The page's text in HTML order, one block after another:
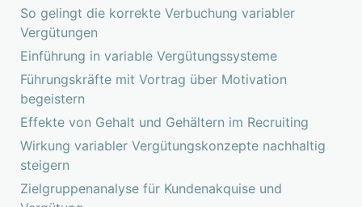
So gelingt die korrekte Verbuchung variabler
Vergütungen
Einführung in variable Vergütungssysteme
Führungskräfte mit Vortrag über Motivation
begeistern
Effekte von Gehalt und Gehältern im Recruiting
Wirkung variabler Vergütungskonzepte nachhaltig
steigern
Zielgruppenanalyse für Kundenakquise und